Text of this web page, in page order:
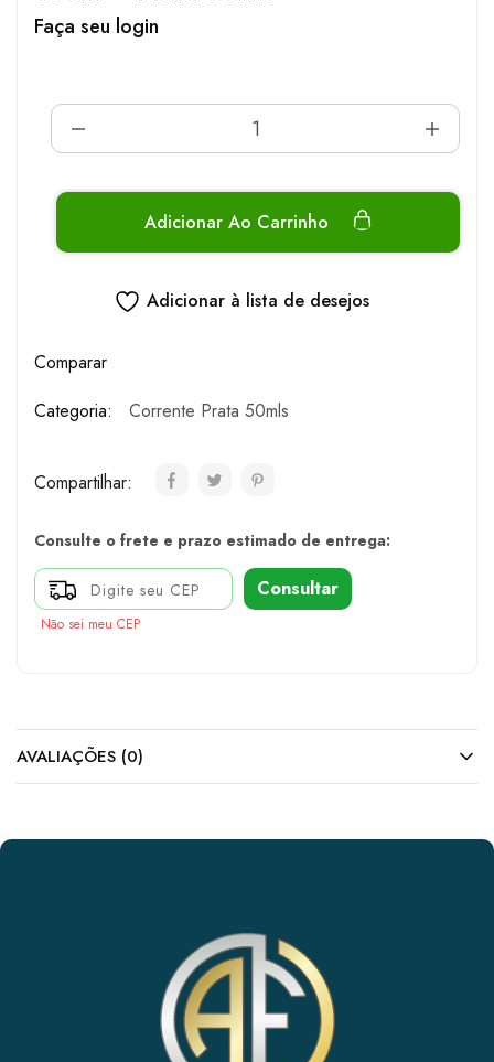
Faça seu login
Adicionar Ao Carrinho
Adicionar à lista de desejos
Comparar
Categoria:
Corrente Prata 50mls
Compartilhar:
Consulte o frete e prazo estimado de entrega:
Consultar
Não sei meu CEP
AVALIAÇÕES (0)